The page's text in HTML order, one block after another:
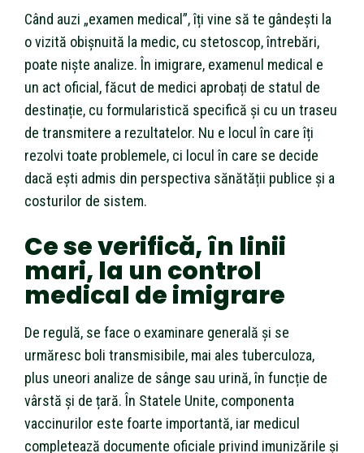
Când auzi „examen medical”, îți vine să te gândești la
o vizită obișnuită la medic, cu stetoscop, întrebări,
poate niște analize. În imigrare, examenul medical e
un act oficial, făcut de medici aprobați de statul de
destinație, cu formularistică specifică și cu un traseu
de transmitere a rezultatelor. Nu e locul în care îți
rezolvi toate problemele, ci locul în care se decide
dacă ești admis din perspectiva sănătății publice și a
costurilor de sistem.
Ce se verifică, în linii
mari, la un control
medical de imigrare
De regulă, se face o examinare generală și se
urmăresc boli transmisibile, mai ales tuberculoza,
plus uneori analize de sânge sau urină, în funcție de
vârstă și de țară. În Statele Unite, componenta
vaccinurilor este foarte importantă, iar medicul
completează documente oficiale privind imunizările și